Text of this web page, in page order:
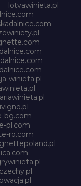
lotvawinieta.pl
winieta.pl
bg.com
pl.com
ro.com